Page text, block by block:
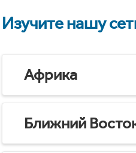
Изучите нашу
Африка
Ближний